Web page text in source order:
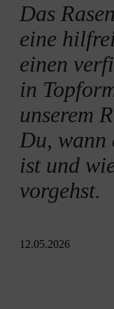
Das
eine
einen
in
unserem
Du, wann
ist und
vorgehst.
12.05.2026